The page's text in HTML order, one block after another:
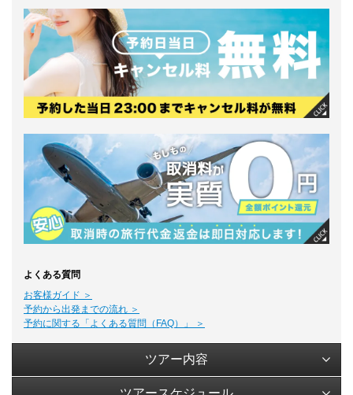
よくある質問
お客様ガイド ＞
予約から出発までの流れ ＞
予約に関する「よくある質問（FAQ）」 ＞
ツアー内容